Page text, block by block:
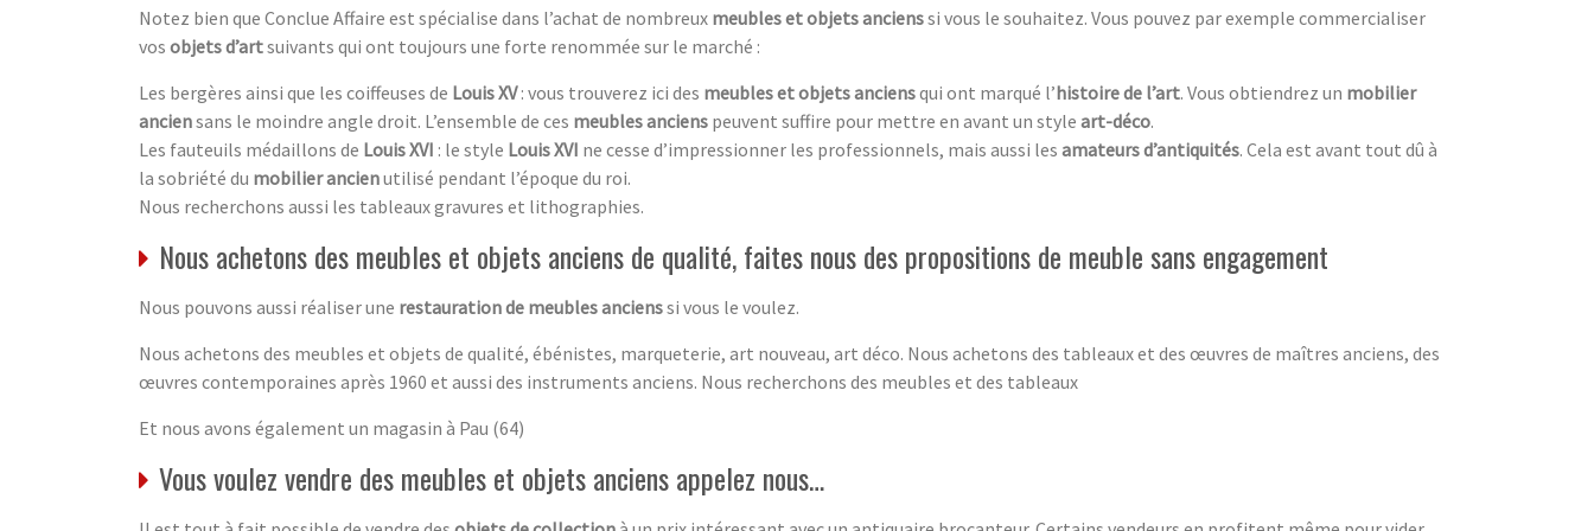
Notez bien que Conclue Affaire est spécialise dans l’achat de nombreux meubles et objets ancienssi vous le souhaitez. Vous pouvez par exemple commercialiser
vos objets d’artsuivants qui ont toujours une forte renommée sur le marché :
Les bergères ainsi que les coiffeuses de Louis XV: vous trouverez ici des meubles et objets anciensqui ont marqué l’histoire de l’art. Vous obtiendrez un mobilier
anciensans le moindre angle droit. L’ensemble de ces meubles anciens peuvent suffire pour mettre en avant un style art-déco.
Les fauteuils médaillons de Louis XVI : le style Louis XVI ne cesse d’impressionner les professionnels, mais aussi les amateurs d’antiquités. Cela est avant tout dû à
la sobriété du mobilier ancienutilisé pendant l’époque du roi.
Nous recherchons aussi les tableaux gravures et lithographies.
Nous achetons des meubles et objets anciens de qualité, faites nous des propositions de meuble sans engagement
Nous pouvons aussi réaliser une restauration de meubles ancienssi vous le voulez.
Nous achetons des meubles et objets de qualité, ébénistes, marqueterie, art nouveau, art déco. Nous achetons des tableaux et des œuvres de maîtres anciens, des
œuvres contemporaines après 1960 et aussi des instruments anciens. Nous recherchons des meubles et des tableaux
Et nous avons également un magasin à Pau (64)
Vous voulez vendre des meubles et objets anciens appelez nous…